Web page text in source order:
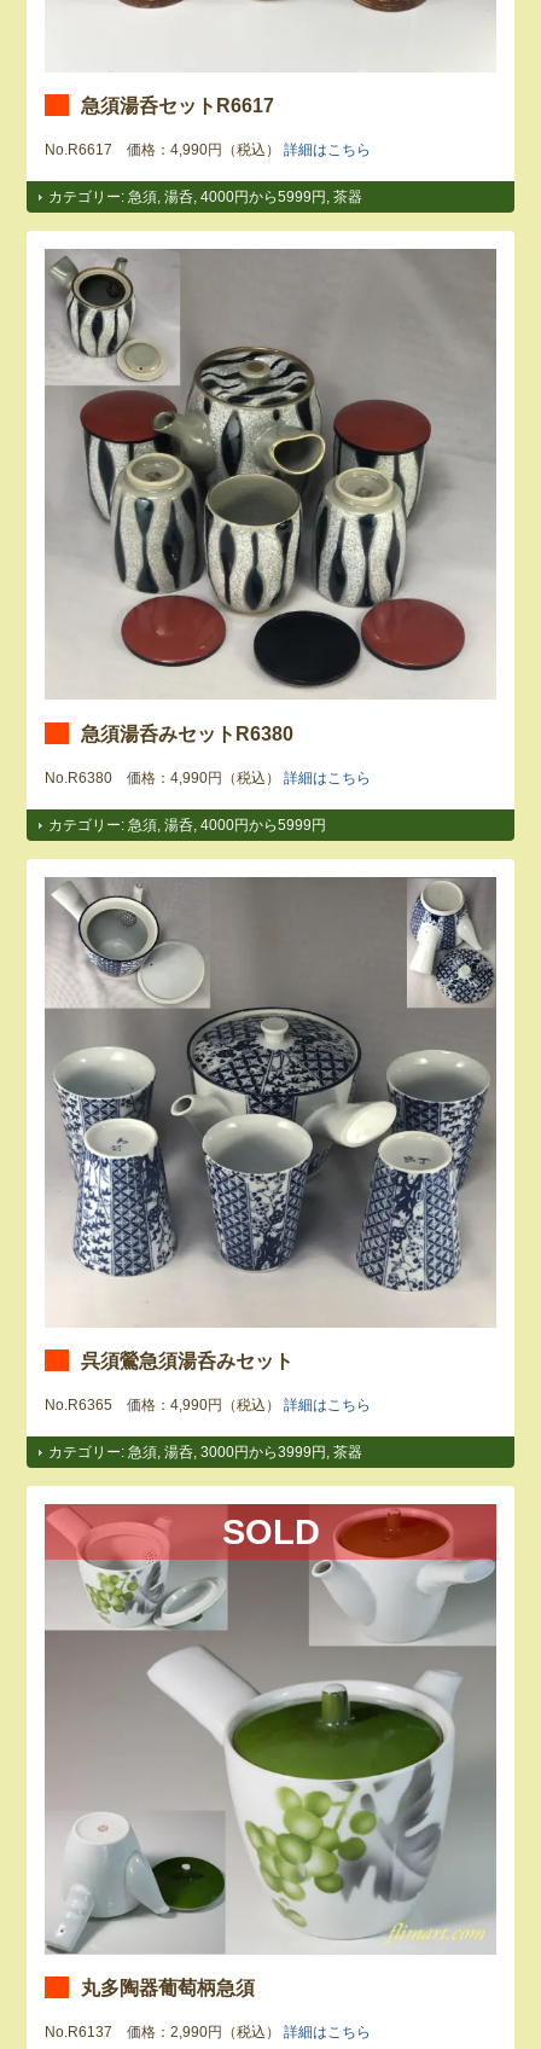
急須湯呑セットR6617
No.R6617 価格：4,990円（税込）詳細はこちら
カテゴリー:急須 ,湯呑 ,4000円から5999円 ,茶器
急須湯呑みセットR6380
No.R6380 価格：4,990円（税込）詳細はこちら
カテゴリー:急須 ,湯呑 ,4000円から5999円
呉須鶯急須湯呑みセット
No.R6365 価格：4,990円（税込）詳細はこちら
カテゴリー:急須 ,湯呑 ,3000円から3999円 ,茶器
SOLD
丸多陶器葡萄柄急須
No.R6137 価格：2,990円（税込）詳細はこちら